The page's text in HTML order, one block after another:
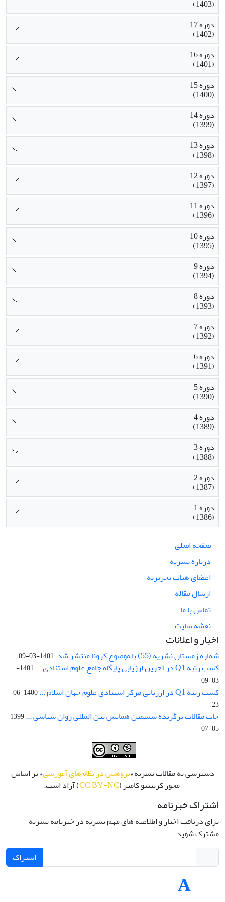
(1403)
دوره 17
(1402)
دوره 16
(1401)
دوره 15
(1400)
دوره 14
(1399)
دوره 13
(1398)
دوره 12
(1397)
دوره 11
(1396)
دوره 10
(1395)
دوره 9
(1394)
دوره 8
(1393)
دوره 7
(1392)
دوره 6
(1391)
دوره 5
(1390)
دوره 4
(1389)
دوره 3
(1388)
دوره 2
(1387)
دوره 1
(1386)
صفحه اصلی
درباره نشریه
اعضای هیات تحریریه
ارسال مقاله
تماس با ما
نقشه سایت
اخبار و اعلانات
شماره زمستان نشریه (55) با موضوع کرونا منتشر شد. 1401-03-09
کسب رتبه Q1 در آخرین ارزیابی پایگاه جامع علوم استنادی ...
1401-
03-09
کسب رتبه Q1 در ارزیابی مرکز استنادی علوم جهان اسلام ...
1400-06-
23
چاپ مقالات برگزیده ششمین همایش بین المللی روان شناسی ...
1399-
05-07
دسترسی به مقالات نشریه «پژوهش در نظام‌های آموزشی» بر اساس
مجوز کرییتیو کامنز (CC BY-NC) آزاد است.
اشتراک خبرنامه
برای دریافت اخبار و اطلاعیه های مهم نشریه در خبرنامه نشریه
مشترک شوید.
اشتراک